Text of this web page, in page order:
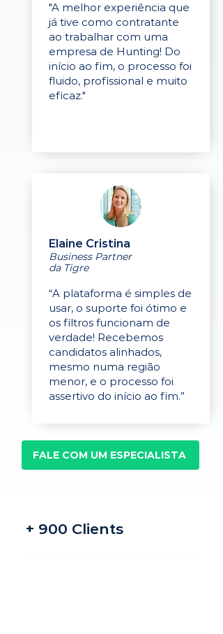
"A melhor experiência que
já tive como contratante
ao trabalhar com uma
empresa de Hunting! Do
início ao fim, o processo foi
fluido, profissional e muito
eficaz."
Elaine Cristina
Business Partner
da Tigre
“A plataforma é simples de
usar, o suporte foi ótimo e
os filtros funcionam de
verdade! Recebemos
candidatos alinhados,
mesmo numa região
menor, e o processo foi
assertivo do início ao fim.”
FALE COM UM ESPECIALISTA
+ 900 Clients